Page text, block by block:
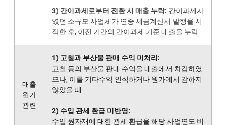
3) 간이과세로부터 전환 시 매출 누락: 간이과세자
였던 소규모 사업체가 연중 세금계산서 발행을 시
작한 후, 이전 기간의 간이과세 기준 매출을 누락
매출
원가
관련
1) 고철과 부산물 판매 수익 미처리:
고철 등의 부산물 판매 수익을 매출에서 차감하였
으나, 이를 기타수익 인식하거나 원가에서 감하지
않았을 때
2) 수입 관세 환급 미반영:
수입 원자재에 대한 관세 환급을 해당 사업연도 비